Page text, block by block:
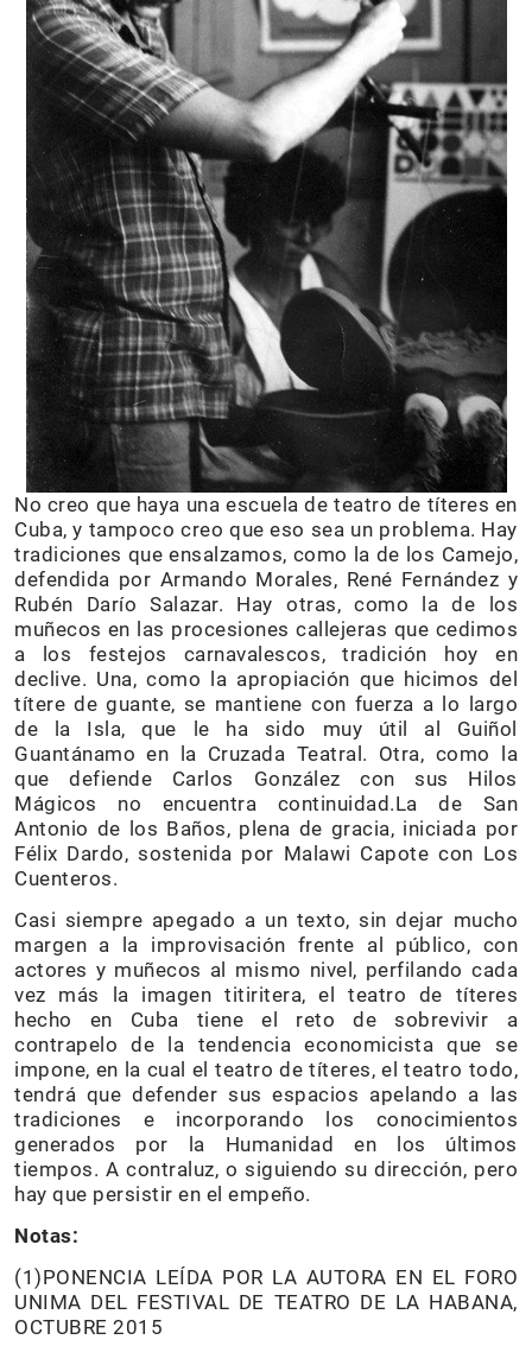
No creo que haya una escuela de teatro de títeres en
Cuba, y tampoco creo que eso sea un problema. Hay
tradiciones que ensalzamos, como la de los Camejo,
defendida por Armando Morales, René Fernández y
Rubén Darío Salazar. Hay otras, como la de los
muñecos en las procesiones callejeras que cedimos
a los festejos carnavalescos, tradición hoy en
declive. Una, como la apropiación que hicimos del
títere de guante, se mantiene con fuerza a lo largo
de la Isla, que le ha sido muy útil al Guiñol
Guantánamo en la Cruzada Teatral. Otra, como la
que defiende Carlos González con sus Hilos
Mágicos no encuentra continuidad.La de San
Antonio de los Baños, plena de gracia, iniciada por
Félix Dardo, sostenida por Malawi Capote con Los
Cuenteros.
Casi siempre apegado a un texto, sin dejar mucho
margen a la improvisación frente al público, con
actores y muñecos al mismo nivel, perfilando cada
vez más la imagen titiritera, el teatro de títeres
hecho en Cuba tiene el reto de sobrevivir a
contrapelo de la tendencia economicista que se
impone, en la cual el teatro de títeres, el teatro todo,
tendrá que defender sus espacios apelando a las
tradiciones e incorporando los conocimientos
generados por la Humanidad en los últimos
tiempos. A contraluz, o siguiendo su dirección, pero
hay que persistir en el empeño.
Notas:
(1)PONENCIA LEÍDA POR LA AUTORA EN EL FORO
UNIMA DEL FESTIVAL DE TEATRO DE LA HABANA,
OCTUBRE 2015